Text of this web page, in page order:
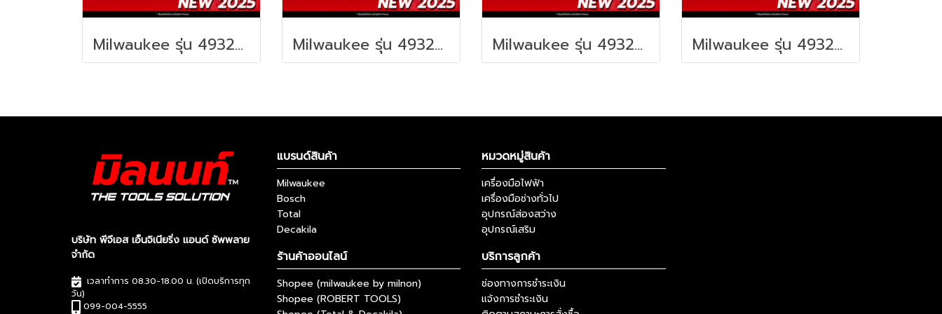
Milwaukee รุ่น 4932498643 PACKOUT™ ขายึดกล่องเครื่องมือ (2 ชิ้น) รหัส 4932498643 Milwaukee รุ่น 4932498647 PACKOUT™ ถาดสำหรับยึดกล่องเครื่องมือ รหัส 4932498647 Milwaukee รุ่น 4932498650 PACKOUT™ ตะขอแขวนสำหรับยึดกล่องเครื่องมือ รหัส 4932498650 Milwaukee รุ่น 4932498644 PACKOUT™ ถาดเครื่องมือช่างสำหรับยึดกล่องเครื่องมือ รหัส 4932498644
บริษัท พีจีเอส เอ็นจิเนียริ่ง แอนด์ ซัพพลาย
จำกัด
เวลาทำการ 08.30-18.00 น. (เปิดบริการทุก
วัน)
099-004-5555
แบรนด์สินค้า
Milwaukee
Bosch
Total
Decakila
หมวดหมู่สินค้า
เครื่องมือไฟฟ้า
เครื่องมือช่างทั่วไป
อุปกรณ์ส่องสว่าง
อุปกรณ์เสริม
ร้านค้าออนไลน์
Shopee (milwaukee by milnon)
Shopee (ROBERT TOOLS)
บริการลูกค้า
ช่องทางการชำระเงิน
แจ้งการชำระเงิน